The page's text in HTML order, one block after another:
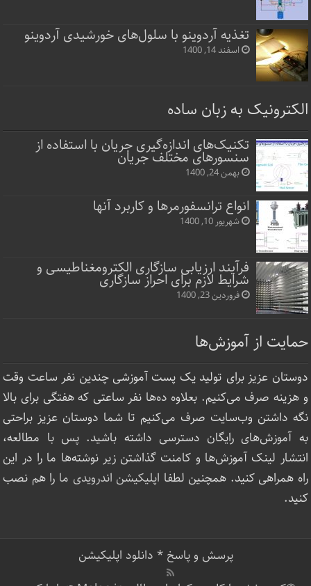
تغذیه آردوینو با سلول‌های خورشیدی آردوینو
اسفند 14, 1400
الکترونیک به زبان ساده
تکنیک‌های اندازه‌گیری جریان با استفاده از
سنسورهای مختلف جریان
بهمن 24, 1400
انواع ترانسفورمرها و کاربرد آنها
شهریور 10, 1400
فرآیند ارزیابی سازگاری الکترومغناطیسی و
شرایط لازم برای احراز سازگاری
فروردین 23, 1400
حمایت از آموزش‌ها
دوستان عزیز برای تولید یک پست آموزشی چندین نفر ساعت‌ وقت
و هزینه صرف می‌کنیم. بعلاوه ده‌ها نفر ساعتی که هفتگی برای بالا
نگه داشتن وب‌سایت صرف ‌می‌کنیم تا شما دوستان عزیز براحتی
به آموزش‌های رایگان دسترسی داشته باشید. پس با مطالعه،
انتشار لینک‌ آموزش‌ها و کامنت گذاشتن زیر نوشته‌‌ها ما را در این
راه همراهی کنید. همچنین لطفا اپلیکیشن اندرویدی ما را هم نصب
کنید.
پرسش و پاسخ* دانلود اپلیکیشن